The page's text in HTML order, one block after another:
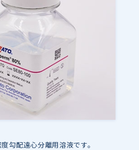
勾配遠心分離用溶液です。